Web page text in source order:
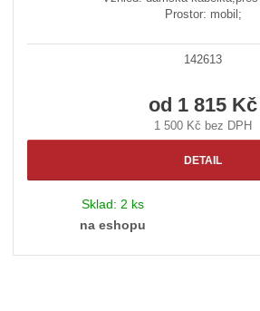
Prostor: mobil;
142613
od 1 815 Kč
1 500 Kč bez DPH
DETAIL
Sklad: 2 ks
na eshopu